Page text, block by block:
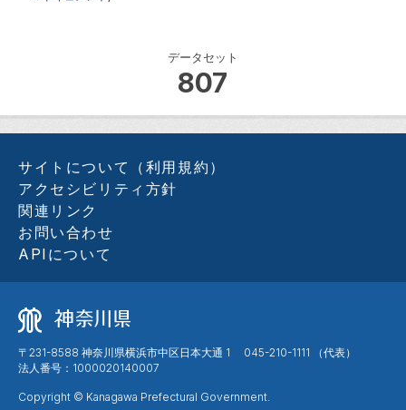
データセット
807
サイトについて（利用規約）
アクセシビリティ方針
関連リンク
お問い合わせ
APIについて
〒231-8588 神奈川県横浜市中区日本大通 1 045-210-1111 （代表）
法人番号：1000020140007
Copyright © Kanagawa Prefectural Government.